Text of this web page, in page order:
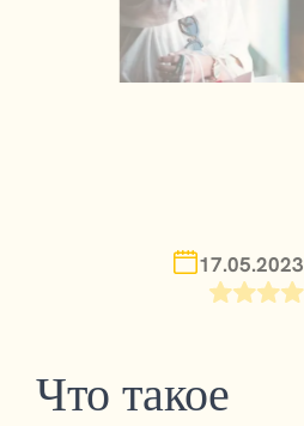
17.05.2023
Что такое